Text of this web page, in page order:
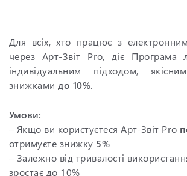
Для всіх, хто працює з
через Арт-Звіт Pro, діє Програма
індивідуальним підходом,
знижкамидо 10%.
Умови:
– Якщо ви користуєтеся Арт-Звіт Pro
отримуєте знижку 5%
– Залежно від тривалості
зростає до 10%